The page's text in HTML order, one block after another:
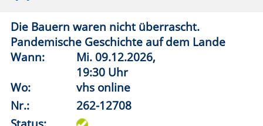
Ein Überblick
Wann:
Fr.
18.09.2026,
16:30 Uhr
Wo:
VHS-Gebäude Lp, Raum E.01
262-13051
Status: